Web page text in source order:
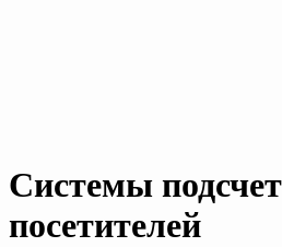
Системы
посетителей